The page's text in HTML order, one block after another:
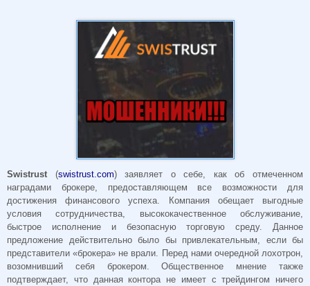
Swistrust (swistrust.com) заявляет о себе, как об отмеченном
наградами брокере, предоставляющем все возможности для
достижения финансового успеха. Компания обещает выгодные
условия сотрудничества, высококачественное обслуживание,
быстрое исполнение и безопасную торговую среду. Данное
предложение действительно было бы привлекательным, если бы
представители «брокера» не врали. Перед нами очередной лохотрон,
возомнивший себя брокером. Общественное мнение также
подтверждает, что данная контора не имеет с трейдингом ничего